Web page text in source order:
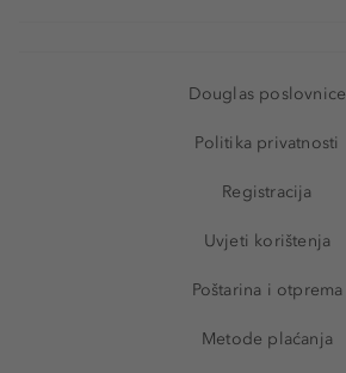
Douglas poslovnice
Politika privatnosti
Registracija
Uvjeti korištenja
Poštarina i otprema
Metode plaćanja